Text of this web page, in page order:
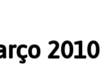
2010